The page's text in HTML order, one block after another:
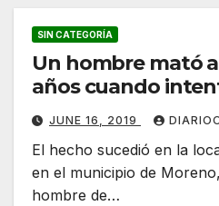
SIN CATEGORÍA
Un hombre mató
años cuando
JUNE 16, 2019
El hecho sucedió en la
en el municipio de
hombre de…